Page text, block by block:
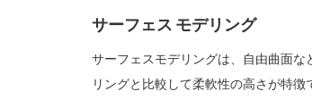
サーフェス モデリング
サーフェスモデリングは、自由曲面
リングと比較して柔軟性の高さが特徴